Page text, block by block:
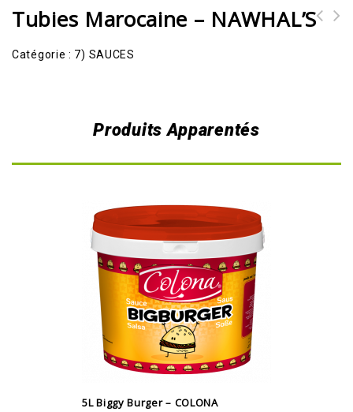
Tubies Marocaine – NAWHAL’S
Catégorie : 7) SAUCES
Produits Apparentés
5L Biggy Burger – COLONA